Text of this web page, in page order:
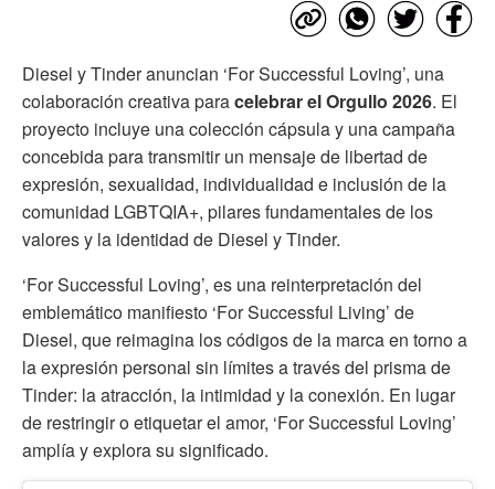
Diesel y Tinder anuncian ‘For Successful Loving’, una
colaboración creativa paracelebrar el Orgullo 2026. El
proyecto incluye una colección cápsula y una campaña
concebida para transmitir un mensaje de libertad de
expresión, sexualidad, individualidad e inclusión de la
comunidad LGBTQIA+, pilares fundamentales de los
valores y la identidad de Diesel y Tinder.
‘For Successful Loving’, es una reinterpretación del
emblemático manifiesto ‘For Successful Living’ de
Diesel, que reimagina los códigos de la marca en torno a
la expresión personal sin límites a través del prisma de
Tinder: la atracción, la intimidad y la conexión. En lugar
de restringir o etiquetar el amor, ‘For Successful Loving’
amplía y explora su significado.